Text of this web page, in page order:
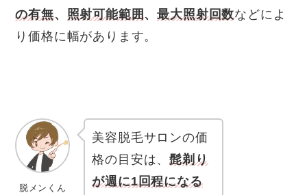
の有無、 照射可能範囲、最大照射回数などによ
り価格に幅があります。
脱メンくん
美容脱毛サロンの価
格の目安は、髭剃り
が週に1回程になる